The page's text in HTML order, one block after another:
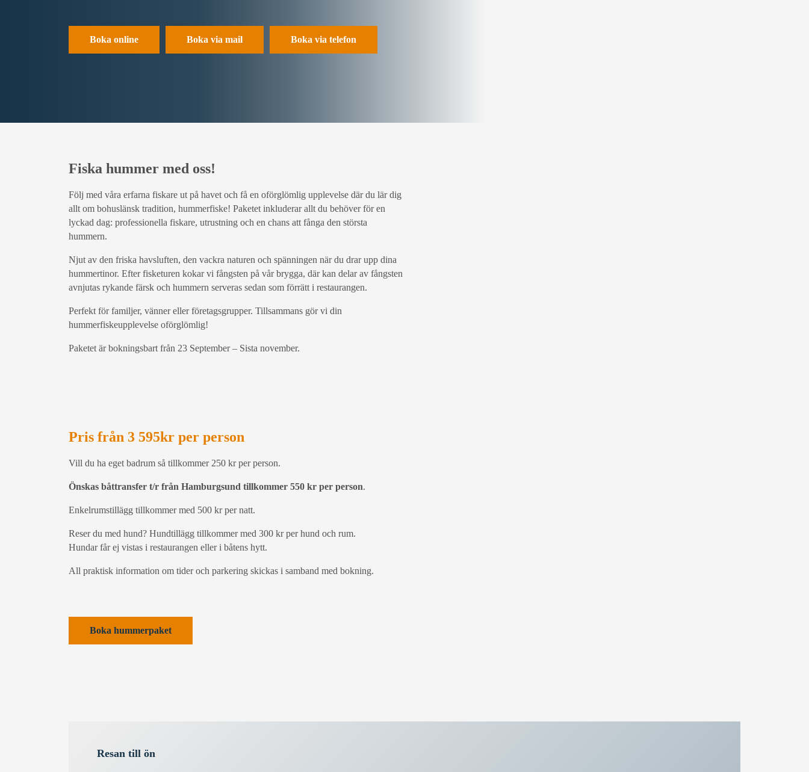
Boka online Boka via mail Boka via telefon
Fiska hummer med oss!
Följ med våra erfarna fiskare ut på havet och få en oförglömlig upplevelse där du lär dig
allt om bohuslänsk tradition, hummerfiske! Paketet inkluderar allt du behöver för en
lyckad dag: professionella fiskare, utrustning och en chans att fånga den största
hummern.
Njut av den friska havsluften, den vackra naturen och spänningen när du drar upp dina
hummertinor. Efter fisketuren kokar vi fångsten på vår brygga, där kan delar av fångsten
avnjutas rykande färsk och hummern serveras sedan som förrätt i restaurangen.
Perfekt för familjer, vänner eller företagsgrupper. Tillsammans gör vi din
hummerfiskeupplevelse oförglömlig!
Paketet är bokningsbart från 23 September – Sista november.
Pris från 3 595kr per person
Vill du ha eget badrum så tillkommer 250 kr per person.
Önskas båttransfer t/r från Hamburgsund tillkommer 550 kr per person.
Enkelrumstillägg tillkommer med 500 kr per natt.
Reser du med hund? Hundtillägg tillkommer med 300 kr per hund och rum.
Hundar får ej vistas i restaurangen eller i båtens hytt.
All praktisk information om tider och parkering skickas i samband med bokning.
Boka hummerpaket
Resan till ön